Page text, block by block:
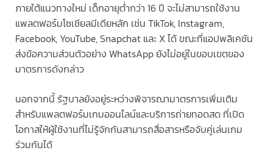
ภายใต้แนวทางใหม่ เด็กอายุต่ำกว่า 16 ปี จะไม่สามารถใช้งาน
แพลตฟอร์มโซเชียลมีเดียหลัก เช่น TikTok, Instagram,
Facebook, YouTube, Snapchat และ X ได้ ขณะที่แอปพลิเคชัน
ส่งข้อความส่วนตัวอย่าง WhatsApp ยังไม่อยู่ในขอบเขตของ
มาตรการดังกล่าว
นอกจากนี้ รัฐบาลยังอยู่ระหว่างพิจารณามาตรการเพิ่มเติม
สำหรับแพลตฟอร์มเกมออนไลน์และบริการถ่ายทอดสด ที่เปิด
โอกาสให้ผู้ใช้งานที่ไม่รู้จักกันสามารถสื่อสารหรือจับคู่เล่นเกม
ร่วมกันได้